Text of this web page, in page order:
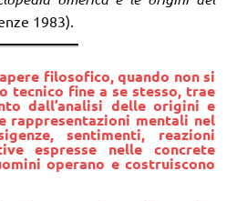
1983).
filosofico, quando non si
tecnico fine a se stesso, trae
dall’analisi delle origini e
rappresentazioni mentali nel
sentimenti, reazioni
espresse nelle concrete
operano e costruiscono